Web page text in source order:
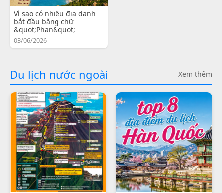
Vì sao có nhiều địa danh
bắt đầu bằng chữ
&quot;Phan&quot;
03/06/2026
Du lịch nước ngoài Xem thêm